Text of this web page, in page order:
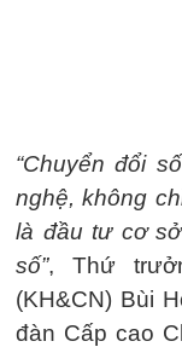
“Chuyển đổi
nghệ, không
là đầu tư cơ
số”, Thứ
(KH&CN) Bùi
đàn Cấp cao